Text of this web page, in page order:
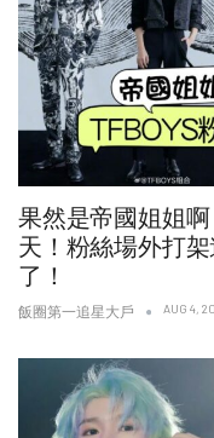
果然是帝國姐姐啊
天！粉絲場外打
了！
飯圈第一追星大戶 AUG 4,